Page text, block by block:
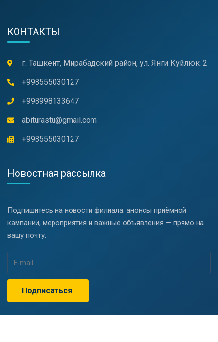
КОНТАКТЫ
г. Ташкент, Мирабадский район, ул. Янги Куйлюк, 2
+998555030127
+998998133647
abiturastu@gmail.com
+998555030127
Новостная рассылка
Подпишитесь на новости филиала: анонсы приёмной
кампании, мероприятия и важные объявления — прямо на
вашу почту.